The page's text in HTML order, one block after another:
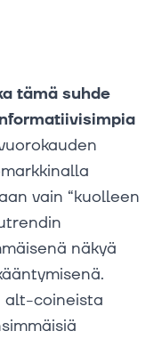
tämä suhde
vain “kuolleen
näkyä
alt-coineista